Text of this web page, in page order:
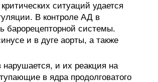
ситуаций удается
В контроле АД в
барорецепторной системы.
и в дуге аорты, а также
и их реакция на
в ядра продолговатого